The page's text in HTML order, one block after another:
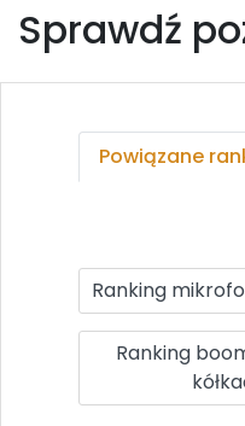
Sprawdź
Powiązane
Ranking
Ranking